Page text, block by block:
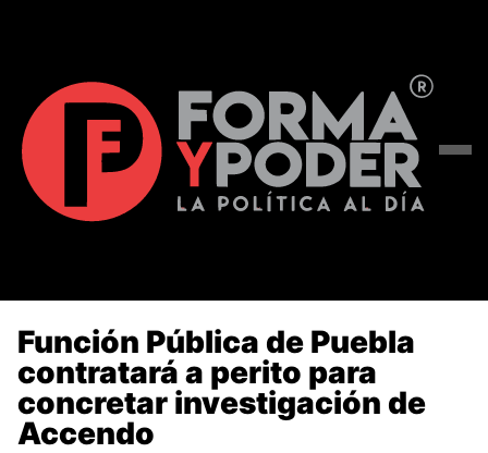
Función Pública de Puebla
contratará a perito para
concretar investigación de
Accendo